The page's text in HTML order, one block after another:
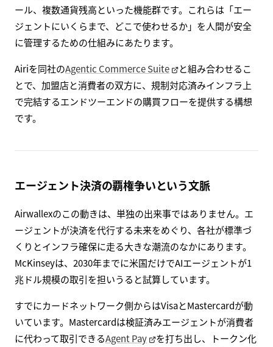
ール、複数通貨残高といった機能群です。これらは「エー
ジェントにいくらまで、どこで使わせるか」を人間が安全
に管理するための仕組みにあたります。
Airiを同社のAgentic Commerce Suite
と組み合わせるこ
とで、加盟店と消費者の双方に、規制対応済みインフラ上
で完結するエンドツーエンドの購買フローを提供する構想
です。
エージェント決済の覇権争いという文脈
Airwallexのこの動きは、単独の出来事ではありません。エ
ージェントが決済を代行する未来をめぐり、各社が標準づ
くりとインフラ確保に走る大きな潮流のなかにあります。
McKinseyは、2030年までに米国だけでAIエージェントが1
兆ドル規模の取引を担いうると試算しています。
すでにカードネットワーク側からはVisaとMastercardが動
いています。Mastercardは検証済みエージェントが消費者
に代わって取引できるAgent Pay
を打ち出し、トークン化